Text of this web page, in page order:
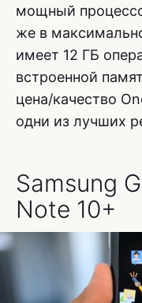
мощный
же в
имеет 12 ГБ
встроенной
цена/качество
одни из лучших
Samsung
Note 10+